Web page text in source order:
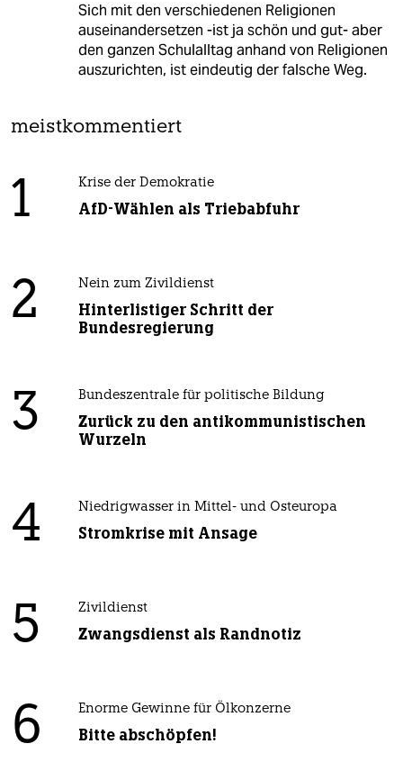
Sich mit den verschiedenen Religionen
auseinandersetzen -ist ja schön und gut- aber
den ganzen Schulalltag anhand von Religionen
auszurichten, ist eindeutig der falsche Weg.
meistkommentiert
1 Krise der Demokratie
AfD-Wählen als Triebabfuhr
2 Nein zum Zivildienst
Hinterlistiger Schritt der
Bundesregierung
3 Bundeszentrale für politische Bildung
Zurück zu den antikommunistischen
Wurzeln
4 Niedrigwasser in Mittel- und Osteuropa
Stromkrise mit Ansage
5 Zivildienst
Zwangsdienst als Randnotiz
6 Enorme Gewinne für Ölkonzerne
Bitte abschöpfen!